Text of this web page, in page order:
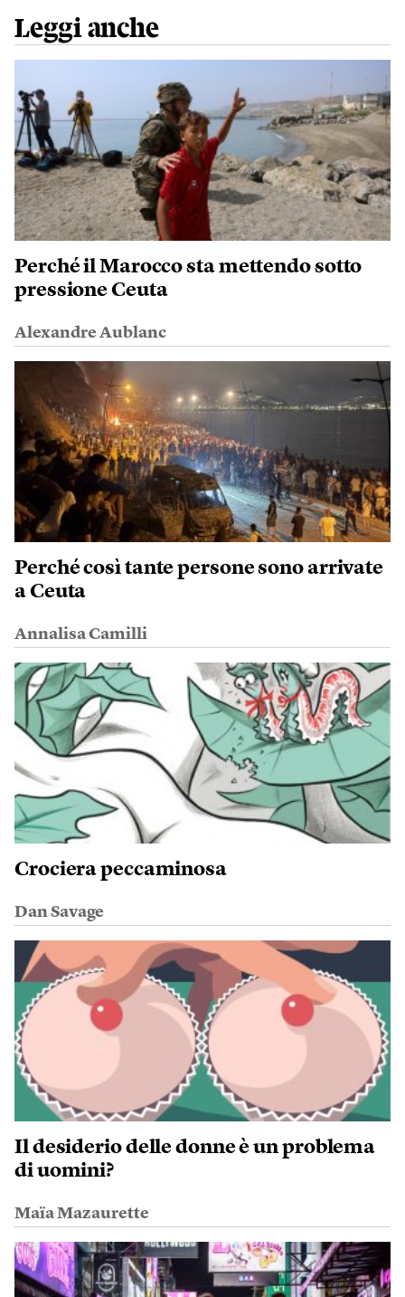
Leggi anche
Perché il Marocco sta mettendo sotto
pressione Ceuta
Alexandre Aublanc
Perché così tante persone sono arrivate
a Ceuta
Annalisa Camilli
Crociera peccaminosa
Dan Savage
Il desiderio delle donne è un problema
di uomini?
Maïa Mazaurette